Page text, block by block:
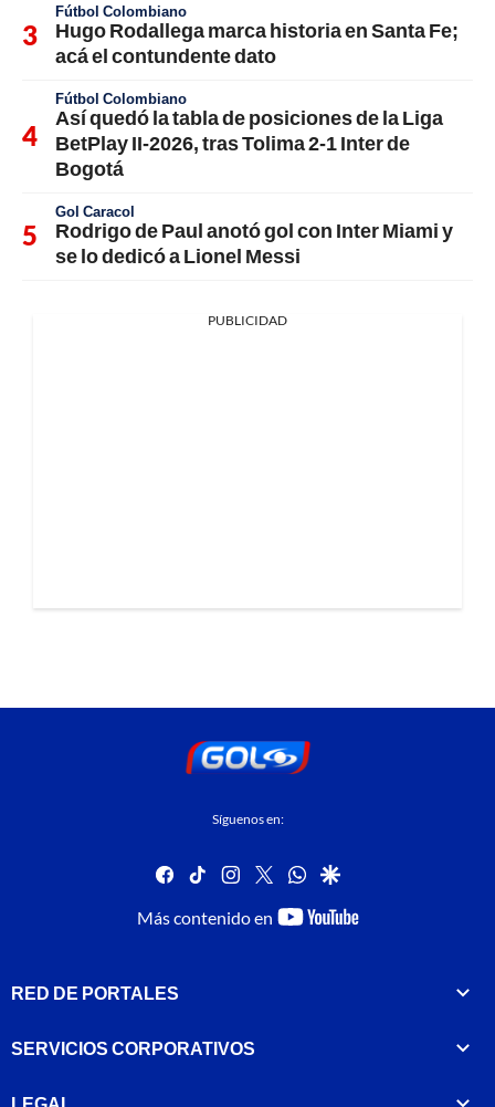
Fútbol Colombiano
Hugo Rodallega marca historia en Santa Fe;
acá el contundente dato
Fútbol Colombiano
Así quedó la tabla de posiciones de la Liga
BetPlay II-2026, tras Tolima 2-1 Inter de
Bogotá
Gol Caracol
Rodrigo de Paul anotó gol con Inter Miami y
se lo dedicó a Lionel Messi
PUBLICIDAD
Síguenos en:
facebook
tiktok instagram
twitterwhatsapp
google
Más contenido en
youtube-
RED DE PORTALES
SERVICIOS CORPORATIVOS
LEGAL